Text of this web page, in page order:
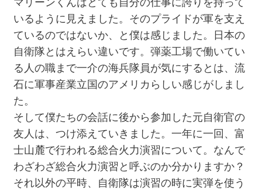
マリーンくんはとても自分の仕事に誇りを持って
いるように見えました。そのプライドが軍を支え
ているのではないか、と僕は感じました。日本の
自衛隊とはえらい違いです。弾薬工場で働いてい
る人の職まで一介の海兵隊員が気にするとは、流
石に軍事産業立国のアメリカらしい感じがしまし
た。
そして僕たちの会話に後から参加した元自衛官の
友人は、つけ添えていきました。一年に一回、富
士山麓で行われる総合火力演習について。なんで
わざわざ総合火力演習と呼ぶのか分かりますか？
それ以外の平時、自衛隊は演習の時に実弾を使う